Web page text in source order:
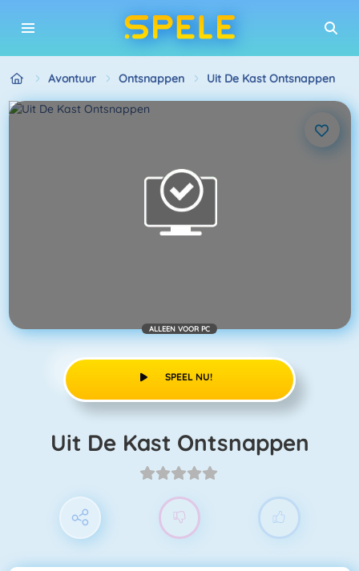
Avontuur Ontsnappen Uit De Kast Ontsnappen
ALLEEN VOOR PC
SPEEL NU!
Uit De Kast Ontsnappen